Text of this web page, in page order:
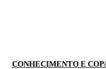
CONHECIMENTO E